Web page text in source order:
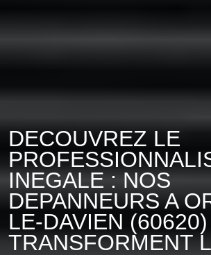
DECOUVREZ LE
INEGALE : NOS
DEPANNEURS A
LE-DAVIEN (60620)
TRANSFORMENT